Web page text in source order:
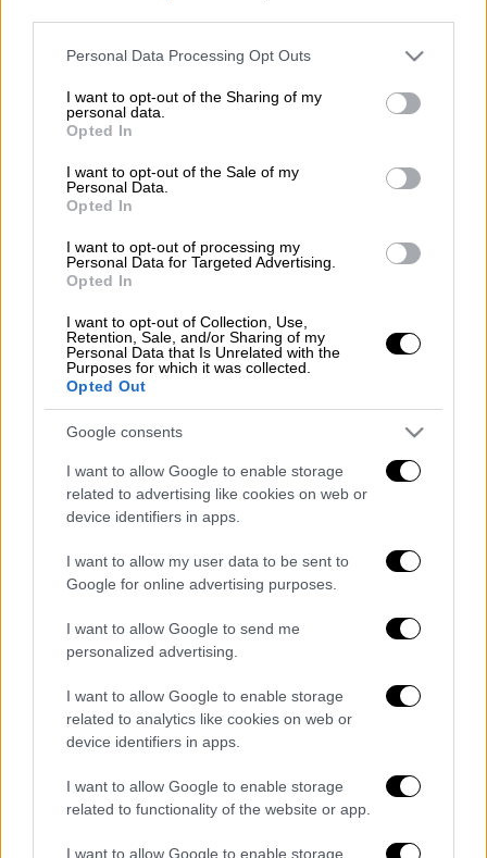
Please note that this website/app uses one or more Google
not limited to your visit or usage behaviour. You may click to
grant or deny consent to Google and its third-party tags to
use your data for below specified purposes in below Google
consent section.
Personal Data Processing Opt Outs
I want to opt-out of the Sharing of my
personal data.
Opted In
I want to opt-out of the Sale of my
Personal Data.
Opted In
I want to opt-out of processing my
Personal Data for Targeted Advertising.
Opted In
I want to opt-out of Collection, Use,
Retention, Sale, and/or Sharing of my
Personal Data that Is Unrelated with the
Purposes for which it was collected.
Opted Out
Google consents
I want to allow Google to enable storage
related to advertising like cookies on web or
device identifiers in apps.
I want to allow my user data to be sent to
Google for online advertising purposes.
I want to allow Google to send me
personalized advertising.
I want to allow Google to enable storage
related to analytics like cookies on web or
device identifiers in apps.
I want to allow Google to enable storage
related to functionality of the website or app.
I want to allow Google to enable storage
στείλετε το βιογραφικό σας για να
εργαστείτε στηLufthansa Group!
Διαβάστε περισσότερα στο
ΟΛΕΣ ΟΙ ΕΙΔΗΣΕΙΣ
αυτοκινήτων στον Αυλώνα λόγω πυκνής
ομίχλης - Έκλεισε το ρεύμα προς Αθήνα
Φρίκη στην Πάτρα: Τον ανάγκασαν να πει
τα κάλαντα γονατιστός και του έβαλαν
φωτιά
Ken Block: Πέθανε ο διάσημος οδηγός
ράλι σε δυστύχημα με snowmobile - Σοκ
στον μηχανοκίνητο αθλητισμό
Παγίδα έξτρα φόρων τα τεκμήρια – Εξι
δισ. «αποκαλύφθηκαν» το 2022 – Ποιοι
Πρόωρες συντάξεις: Ποιοι μπορούν να
βγουν ακόμη στη σύνταξη το 2023 πριν
τα 62
Εκτελέσεις, συλλήψεις και νέοι
περιορισμοί: Το Ιράν σκληραίνει τη γραμμή
στο εσωτερικό εν μέσω πολέμου
Η πρώτη δήλωση της οικογένειας της
στην Κυψέλη